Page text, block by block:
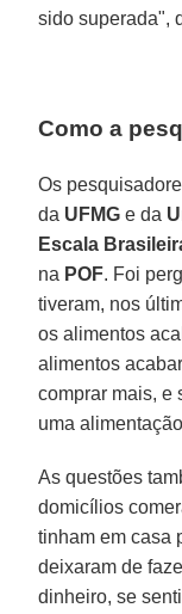
sido superada",
Como a
Os
da UFMG e da
Escala
na POF. Foi
tiveram, nos
os alimentos
alimentos
comprar mais, e
uma
As questões
domicílios
tinham em casa
deixaram de
dinheiro, se